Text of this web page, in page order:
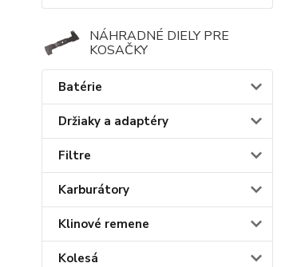
NÁHRADNÉ DIELY PRE
KOSAČKY
Batérie
Držiaky a adaptéry
Filtre
Karburátory
Klinové remene
Kolesá